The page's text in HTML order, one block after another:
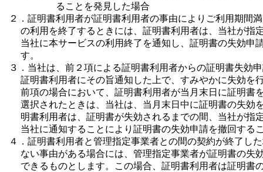
        ることを発見した場合
２．証明書利用者が証明書利用者の事由によりご利用期間
の利用を終了するときには、証明書利用者は、当社が指
当社に本サービスの利用終了を通知し、証明書の失効申
  す。
３．当社は、前２項による証明書利用者からの証明書失効
証明書利用者にその旨通知した上で、すみやかに失効を
前項の場合において、証明書利用者が当月末日に証明書
選択されたときは、当社は、当月末日中に証明書の失効
明書利用者は、証明書が失効されるまでの間、当社が指
当社に通知することにより証明書の失効申請を撤回する
４．証明書利用者と管理指定事業者との間の契約が終了し
ない事由がある場合には、管理指定事業者が証明書の失
できるものとします。この場合、証明書利用者は証明書